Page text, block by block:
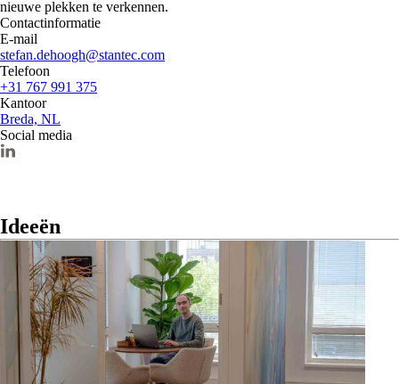
nieuwe plekken te verkennen.
Contactinformatie
E-mail
stefan.dehoogh@stantec.com
Telefoon
+31 767 991 375
Kantoor
Breda, NL
Social media
Ideeën